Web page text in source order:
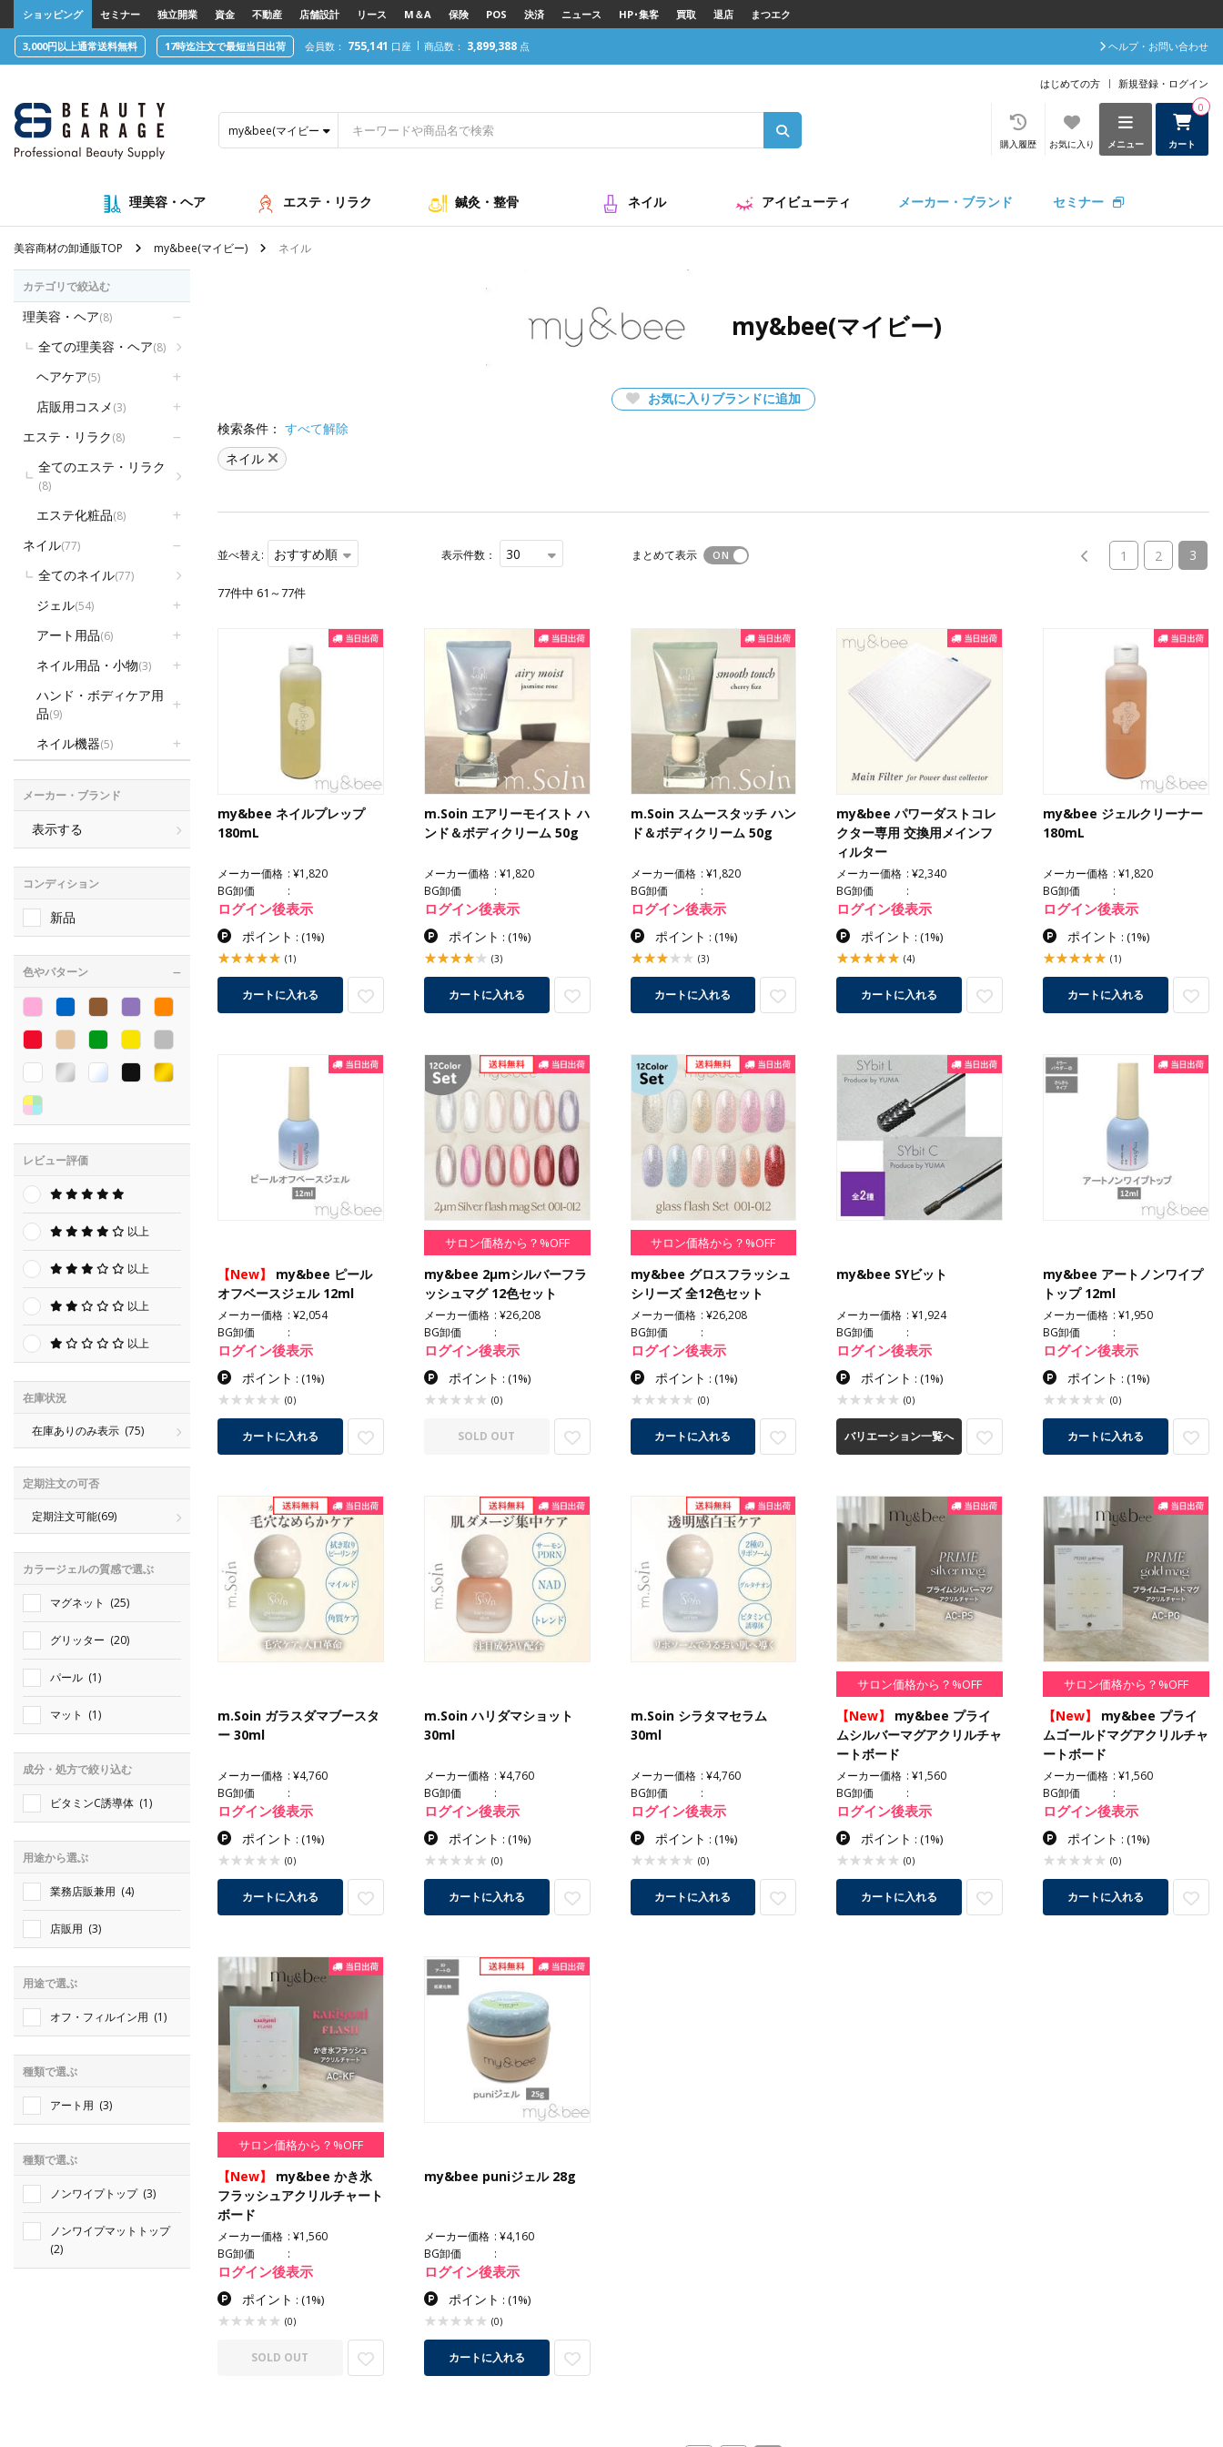
text.skipToContent
text.skipToNavigation
ショッピング セミナー 独立開業 資金 不動産 店舗設計 リース M＆A 保険 POS 決済 ニュース HP･集客 買取 退店 まつエク
3,000円以上通常送料無料 17時迄注文で最短当日出荷 会員数： 755,141 口座 商品数： 3,899,388 点 ヘルプ・お問い合わせ
はじめての方 新規登録・ログイン
カート
0
メニュー
お気に入り
購入履歴
my&bee(マイビー)
理美容・ヘア エステ・リラク 鍼灸・整骨 ネイル アイビューティ メーカー・ブランド セミナー
美容商材の卸通販TOP my&bee(マイビー) ネイル
カテゴリで絞込む
理美容・ヘア(8)
全ての理美容・ヘア(8)
ヘアケア(5)
店販用コスメ(3)
エステ・リラク(8)
全てのエステ・リラク
(8)
エステ化粧品(8)
ネイル(77)
全てのネイル(77)
ジェル(54)
アート用品(6)
ネイル用品・小物(3)
ハンド・ボディケア用
品(9)
ネイル機器(5)
メーカー・ブランド
表示する
コンディション
新品
色やパターン
レビュー評価
以上
以上
以上
以上
在庫状況
在庫ありのみ表示 (75)
定期注文の可否
定期注文可能(69)
カラージェルの質感で選ぶ
マグネット (25)
グリッター (20)
パール (1)
マット (1)
成分・処方で絞り込む
ビタミンC誘導体 (1)
用途から選ぶ
業務店販兼用 (4)
店販用 (3)
用途で選ぶ
オフ・フィルイン用 (1)
種類で選ぶ
アート用 (3)
種類で選ぶ
ノンワイプトップ (3)
ノンワイプマットトップ
(2)
my&bee(マイビー)
お気に入りブランドに追加
検索条件： すべて解除
ネイル
並べ替え: おすすめ順 表示件数： 30 まとめて表示 1 2 3
77件中 61～77件
my&bee ネイルプレップ
180mL
メーカー価格
¥1,820
BG卸価
ログイン後表示
ポイント : (1%)
(1)
カートに入れる
m.Soin エアリーモイスト ハ
ンド＆ボディクリーム 50g
メーカー価格
¥1,820
BG卸価
ログイン後表示
ポイント : (1%)
(3)
カートに入れる
m.Soin スムースタッチ ハン
ド＆ボディクリーム 50g
メーカー価格
¥1,820
BG卸価
ログイン後表示
ポイント : (1%)
(3)
カートに入れる
my&bee パワーダストコレ
クター専用 交換用メインフ
ィルター
メーカー価格
¥2,340
BG卸価
ログイン後表示
ポイント :(1%)
(4)
カートに入れる
my&bee ジェルクリーナー
180mL
メーカー価格
¥1,820
BG卸価
ログイン後表示
ポイント :(1%)
(1)
カートに入れる
【New】
my&bee ピール
オフベースジェル 12ml
メーカー価格
¥2,054
BG卸価
ログイン後表示
ポイント : (1%)
(0)
カートに入れる
サロン価格から？%OFF
my&bee 2μmシルバーフラ
ッシュマグ 12色セット
メーカー価格
¥26,208
BG卸価
ログイン後表示
ポイント : (1%)
(0)
SOLD OUT
サロン価格から？%OFF
my&bee グロスフラッシュ
シリーズ 全12色セット
メーカー価格
¥26,208
BG卸価
ログイン後表示
ポイント : (1%)
(0)
カートに入れる
my&bee SYビット
メーカー価格
¥1,924
BG卸価
ログイン後表示
ポイント :(1%)
(0)
バリエーション一覧へ
my&bee アートノンワイプ
トップ 12ml
メーカー価格
¥1,950
BG卸価
ログイン後表示
ポイント :(1%)
(0)
カートに入れる
m.Soin ガラスダマブースタ
ー 30ml
メーカー価格
¥4,760
BG卸価
ログイン後表示
ポイント : (1%)
(0)
カートに入れる
m.Soin ハリダマショット
30ml
メーカー価格
¥4,760
BG卸価
ログイン後表示
ポイント : (1%)
(0)
カートに入れる
m.Soin シラタマセラム
30ml
メーカー価格
¥4,760
BG卸価
ログイン後表示
ポイント : (1%)
(0)
カートに入れる
サロン価格から？%OFF
【New】
my&bee プライ
ムシルバーマグアクリルチャ
ートボード
メーカー価格
¥1,560
BG卸価
ログイン後表示
ポイント :(1%)
(0)
カートに入れる
サロン価格から？%OFF
【New】
my&bee プライ
ムゴールドマグアクリルチャ
ートボード
メーカー価格
¥1,560
BG卸価
ログイン後表示
ポイント :(1%)
(0)
カートに入れる
サロン価格から？%OFF
【New】
my&bee かき氷
フラッシュアクリルチャート
ボード
メーカー価格
¥1,560
BG卸価
ログイン後表示
ポイント : (1%)
(0)
SOLD OUT
my&bee puniジェル 28g
メーカー価格
¥4,160
BG卸価
ログイン後表示
ポイント : (1%)
(0)
カートに入れる